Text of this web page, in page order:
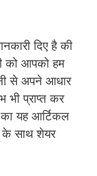
दिए है की
को आपको हम
से अपने आधार
प्राप्त कर
यह आर्टिकल
के साथ शेयर